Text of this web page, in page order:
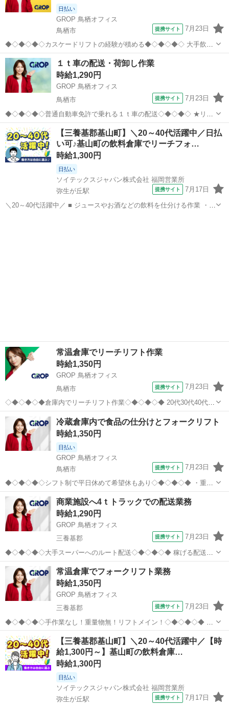
日払い
GROP 鳥栖オフィス
鳥栖市
提携サイト 7月23日
◆◇◆◇◆◇カスケードリフトの経験が積める◆◇◆◇◆◇ 大手飲料
品メーカーの商品を取り扱う 物流センターのお仕事です！ 夏場の繁忙
対応につき複数名募集！！ 時間帯選べます！ −−−−−−−−−−−−−−−−−−
−−−−−−...
佐賀 鳥栖市 ドライバー
１ｔ車の配送・荷卸し作業
時給1,290円
GROP 鳥栖オフィス
鳥栖市
提携サイト 7月23日
◆◇◆◇◆◇普通自動車免許で乗れる１ｔ車の配送◇◆◇◆◇ ★リフ
ト・準中型以上の免許保持者も大歓迎！ ★暦通りのお休みで予定が立
てやすい！ ★資格取得制度もあります！ −−−−−−−−−−−−−−−−−−−−−
−−− ...
佐賀 鳥栖市 ドライバー
【三養基郡基山町】＼20～40代活躍中／日払
い可♪基山町の飲料倉庫でリーチフォ…
時給1,300円
日払い
ソイテックスジャパン株式会社 福岡営業所
弥生が丘駅
提携サイト 7月17日
＼20～40代活躍中／ ■ ジュースやお酒などの飲料を仕分ける作業 ・商
常温倉庫でリーチリフト作業
時給1,350円
GROP 鳥栖オフィス
鳥栖市
提携サイト 7月23日
◇◆◇◆◇◆倉庫内でリーチリフト作業◇◆◇◆◇◆ 20代30代40代活
躍中！ 常温倉庫で経験活かして働ける！ 頑張り次第で時給UPも叶
う！ −−−−−−−−−−−−−−−−−−−−−−−− (雇入れ直後) ＜具体的なお...
佐賀 鳥栖市 ドライバー
冷蔵倉庫内で食品の仕分けとフォークリフト
時給1,350円
日払い
GROP 鳥栖オフィス
鳥栖市
提携サイト 7月23日
◆◇◆◇◆◇シフト制で平日休めて希望休もあり◇◆◇◆◇◆ ・重量
物もほぼなし！ ・リーチリフトの経験活かせます −−−−−−−−−−−−−−
−−−−−−−−−− (雇入れ直後) ＜具体的なお仕事内容＞ 【リーチリフト
で...
佐賀 鳥栖市 ドライバー
商業施設へ4ｔトラックでの配送業務
時給1,290円
GROP 鳥栖オフィス
三養基郡
提携サイト 7月23日
◆◇◆◇◆◇大手スーパーへのルート配送◇◆◇◆◇◆ 稼げる配送！
月収35万！！ 大型免許お持ちの方大歓迎！ −−−−−−−−−−−−−−−−−−−
−−−−− (雇入れ直後) ＜具体的なお仕事内容＞ 4tドライバーでのル...
佐賀 三養基郡 ドライバー
常温倉庫でフォークリフト業務
時給1,350円
GROP 鳥栖オフィス
三養基郡
提携サイト 7月23日
◆◇◆◇◆◇手作業なし！重量物無！リフトメイン！◇◆◇◆◇◆ 教
育体制バッチリのフォークリフト作業！ ほぼリフト乗りっぱなしなの
でリフト好きにはたまらない！ −−−−−−−−−−−−−−−−−−−−−−−− (雇入
れ直...
佐賀 三養基郡 ドライバー
【三養基郡基山町】＼20～40代活躍中／【時
給1,300円～】基山町の飲料倉庫…
時給1,300円
日払い
ソイテックスジャパン株式会社 福岡営業所
弥生が丘駅
提携サイト 7月17日